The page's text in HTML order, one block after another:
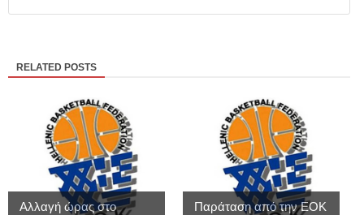
RELATED POSTS
Αλλαγή ώρας στο
Παράταση από την ΕΟΚ